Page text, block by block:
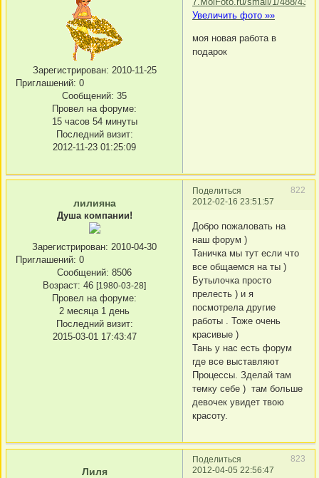
Зарегистрирован: 2010-11-25
Приглашений: 0
Сообщений: 35
Провел на форуме:
15 часов 54 минуты
Последний визит:
2012-11-23 01:25:09
Увеличить фото »»
моя новая работа в
подарок
Поделиться
822
2012-02-16 23:51:57
лилияна
Душа компании!
Зарегистрирован: 2010-04-30
Приглашений: 0
Сообщений: 8506
Возраст: 46 [1980-03-28]
Провел на форуме:
2 месяца 1 день
Последний визит:
2015-03-01 17:43:47
Добро пожаловать на
наш форум )
Таничка мы тут если что
все общаемся на ты )
Бутылочка просто
прелесть ) и я
посмотрела другие
работы . Тоже очень
красивые )
Тань у нас есть форум
где все выставляют
Процессы. Зделай там
темку себе ) там больше
девочек увидет твою
красоту.
Поделиться
823
2012-04-05 22:56:47
Лиля